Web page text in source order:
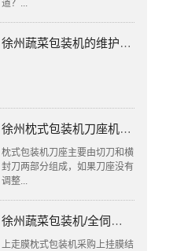
道？...
徐州蔬菜包装机的维护保养
徐州枕式包装机刀座机构的组成有哪些？
枕式包装机刀座主要由切刀和横
封刀两部分组成，如果刀座没有
调整...
徐州蔬菜包装机/全伺服往复式上走膜枕式包装机
上走膜枕式包装机采购上挂膜结